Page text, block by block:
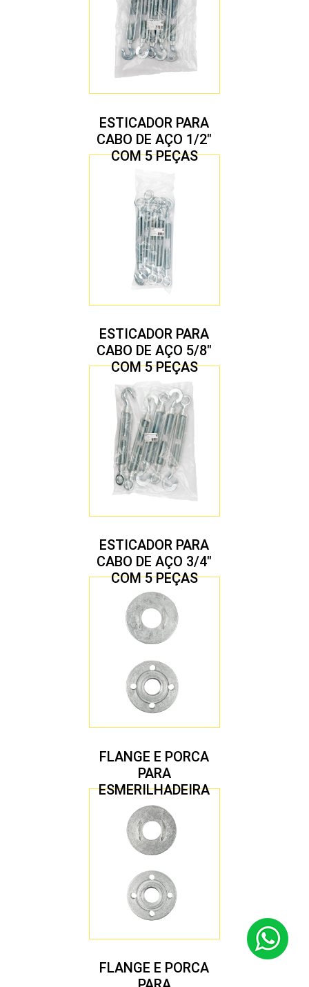
ESTICADOR PARA
CABO DE AÇO 1/2″
COM 5 PEÇAS
ESTICADOR PARA
CABO DE AÇO 5/8″
COM 5 PEÇAS
ESTICADOR PARA
CABO DE AÇO 3/4″
COM 5 PEÇAS
FLANGE E PORCA
PARA
ESMERILHADEIRA
4.1/2″ 22,23 MM
FLANGE E PORCA